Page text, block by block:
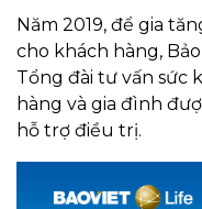
Năm 2019, để gia
cho khách hàng,
Tổng đài tư vấn sức
hàng và gia đình
hỗ trợ điều trị.